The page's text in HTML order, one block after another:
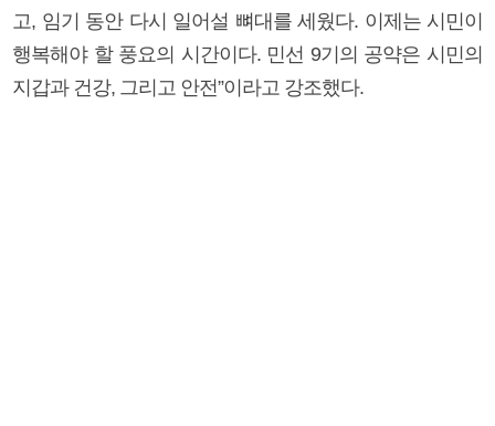
고, 임기 동안 다시 일어설 뼈대를 세웠다. 이제는 시민이
행복해야 할 풍요의 시간이다. 민선 9기의 공약은 시민의
지갑과 건강, 그리고 안전”이라고 강조했다.